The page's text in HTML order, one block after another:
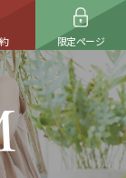
限定ページ
限定ページ
CLOSE
image